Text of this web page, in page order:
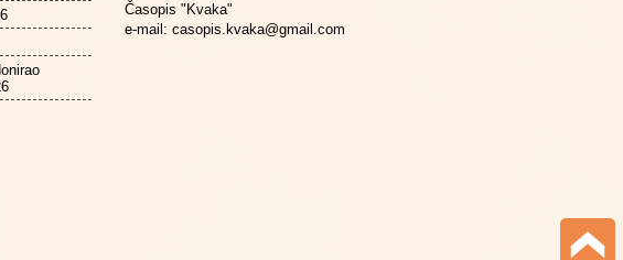
Časopis "Kvaka"
e-mail: casopis.kvaka@gmail.com